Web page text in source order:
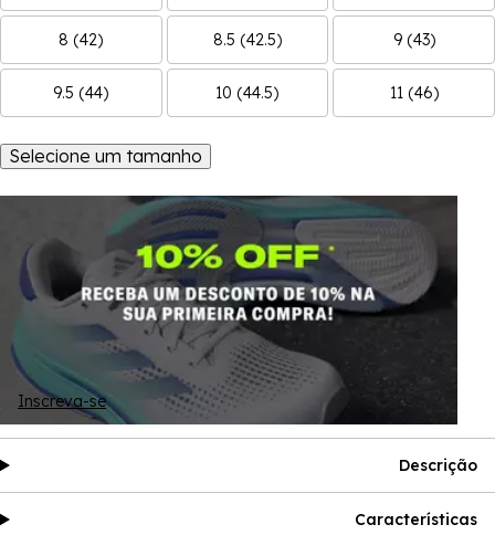
8 (42) 8.5 (42.5) 9 (43)
9.5 (44) 10 (44.5) 11 (46)
Selecione um tamanho
Inscreva-se
Descrição
Características